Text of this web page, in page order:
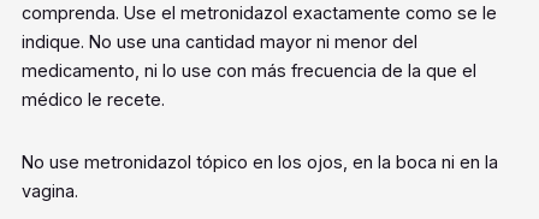
comprenda. Use el metronidazol exactamente como se le
indique. No use una cantidad mayor ni menor del
medicamento, ni lo use con más frecuencia de la que el
médico le recete.
No use metronidazol tópico en los ojos, en la boca ni en la
vagina.